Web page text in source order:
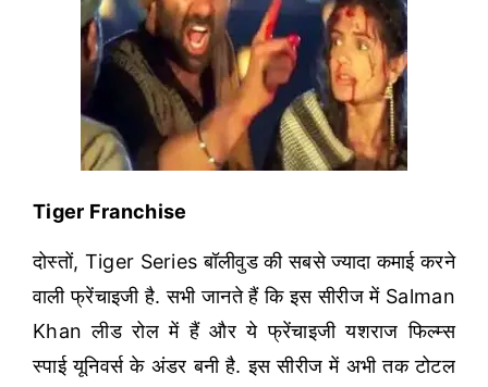
Tiger Franchise
दोस्तों, Tiger Series बॉलीवुड की सबसे ज्यादा कमाई करने
वाली फ्रेंचाइजी है. सभी जानते हैं कि इस सीरीज में Salman
Khan लीड रोल में हैं और ये फ्रेंचाइजी यशराज फिल्म्स
स्पाई यूनिवर्स के अंडर बनी है. इस सीरीज में अभी तक टोटल